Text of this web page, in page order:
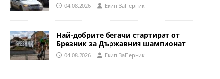
04.08.2026 Eкип ЗаПерник
Най-добрите бегачи стартират от
Брезник за Държавния шампионат
04.08.2026 Eкип ЗаПерник